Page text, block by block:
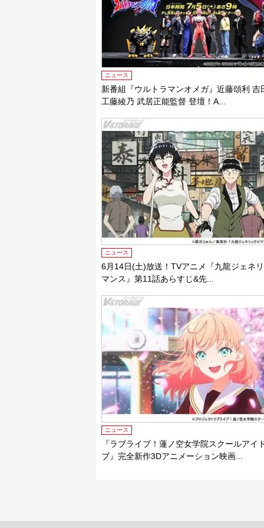
ニュース
新番組『ウルトラマンオメガ』近藤頌利 吉
工藤綾乃 武居正能監督 登壇！A...
ニュース
6月14日(土)放送！TVアニメ『九龍ジェネ
マンス』第11話あらすじ&先...
ニュース
『ラブライブ！蓮ノ空女学院スクールアイ
ブ』完全新作3Dアニメーション映画...